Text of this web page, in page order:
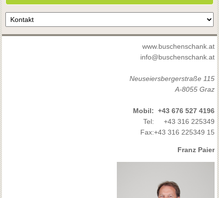
www.buschenschank.at
info@buschenschank.at
Neuseiersbergerstraße 115
A-8055 Graz
Mobil: +43 676 527 4196
Tel:
+43 316 225349
Fax:+43 316 225349 15
Franz Paier